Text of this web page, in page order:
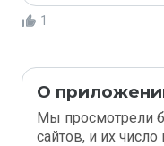
1
О
Мы просмотрели
сайтов, и их